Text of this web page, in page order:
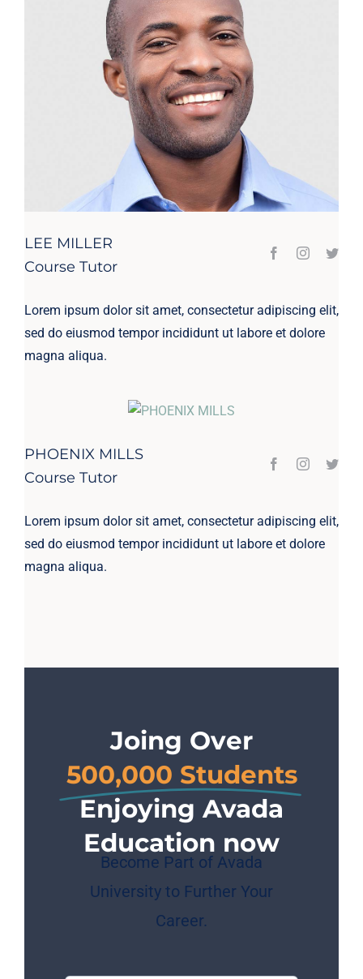
LEE MILLER
Course Tutor
Lorem ipsum dolor sit amet, consectetur adipiscing elit,
sed do eiusmod tempor incididunt ut labore et dolore
magna aliqua.
PHOENIX MILLS
Course Tutor
Lorem ipsum dolor sit amet, consectetur adipiscing elit,
sed do eiusmod tempor incididunt ut labore et dolore
magna aliqua.
Joing Over
500,000 Students
Enjoying Avada
Education now
Become Part of Avada
University to Further Your
Career.